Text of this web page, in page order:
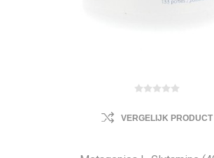
VERGELIJK PRODUCT